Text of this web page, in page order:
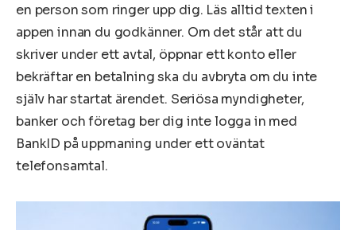
en person som ringer upp dig. Läs alltid texten i
appen innan du godkänner. Om det står att du
skriver under ett avtal, öppnar ett konto eller
bekräftar en betalning ska du avbryta om du inte
själv har startat ärendet. Seriösa myndigheter,
banker och företag ber dig inte logga in med
BankID på uppmaning under ett oväntat
telefonsamtal.